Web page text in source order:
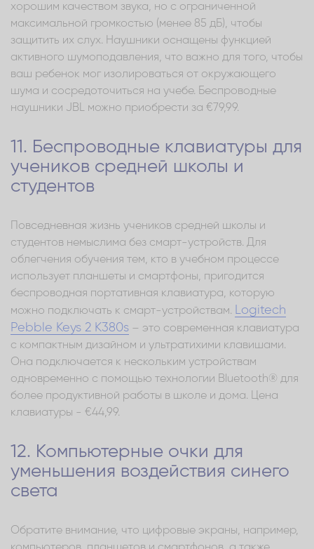
хорошим качеством звука, но с ограниченной
максимальной громкостью (менее 85 дБ), чтобы
защитить их слух. Наушники оснащены функцией
активного шумоподавления, что важно для того, чтобы
ваш ребенок мог изолироваться от окружающего
шума и сосредоточиться на учебе. Беспроводные
наушники JBL можно приобрести за €79,99.
11. Беспроводные клавиатуры для
учеников средней школы и
студентов
Повседневная жизнь учеников средней школы и
студентов немыслима без смарт-устройств. Для
облегчения обучения тем, кто в учебном процессе
использует планшеты и смартфоны, пригодится
беспроводная портативная клавиатура, которую
можно подключать к смарт-устройствам. Logitech
Pebble Keys 2 K380s – это современная клавиатура
с компактным дизайном и ультратихими клавишами.
Она подключается к нескольким устройствам
одновременно с помощью технологии Bluetooth® для
более продуктивной работы в школе и дома. Цена
клавиатуры - €44,99.
12. Компьютерные очки для
уменьшения воздействия синего
света
Обратите внимание, что цифровые экраны, например,